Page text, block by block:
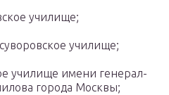
училище;
училище;
училище имени генерал-
города Москвы;